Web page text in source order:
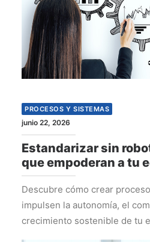
PROCESOS Y SISTEMAS
junio 22, 2026
Estandarizar sin
que empoderan a tu
Descubre cómo crear
impulsen la autonomía, el
crecimiento sostenible de tu